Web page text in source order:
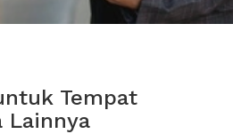
Tempat
Lainnya